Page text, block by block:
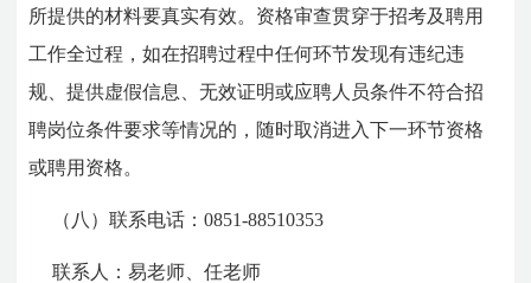
所提供的材料要真实有效。资格审查贯穿于招考及聘用
工作全过程，如在招聘过程中任何环节发现有违纪违
规、提供虚假信息、无效证明或应聘人员条件不符合招
聘岗位条件要求等情况的，随时取消进入下一环节资格
或聘用资格。
（八）联系电话：0851-88510353
联系人：易老师、任老师